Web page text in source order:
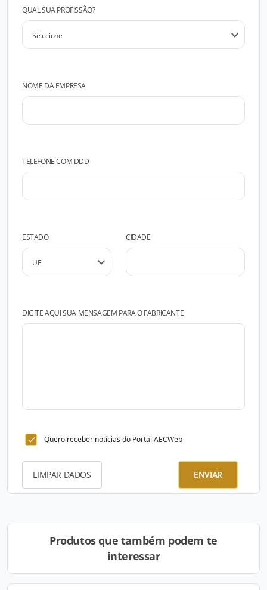
QUAL SUA PROFISSÃO?
NOME DA EMPRESA
TELEFONE COM DDD
ESTADO CIDADE
DIGITE AQUI SUA MENSAGEM PARA O FABRICANTE
Quero receber notícias do Portal AECWeb
LIMPAR DADOS ENVIAR
Produtos que também podem te
interessar